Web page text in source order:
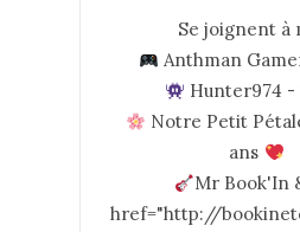
Se joignent à
Anthman
Hunter974 -
Notre Petit
ans
Mr Book'In
href="http://